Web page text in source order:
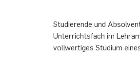
Studierende und
Unterrichtsfach im
vollwertiges Studium